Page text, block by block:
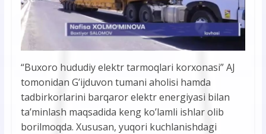
“Buxoro hududiy elektr tarmoqlari korxonasi” AJ
tomonidan G’ijduvon tumani aholisi hamda
tadbirkorlarini barqaror elektr energiyasi bilan
ta’minlash maqsadida keng ko’lamli ishlar olib
borilmoqda. Xususan, yuqori kuchlanishdagi